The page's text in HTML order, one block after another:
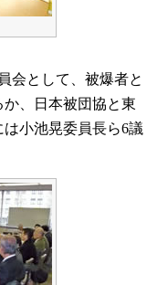
会として、被爆者と
、日本被団協と東
小池晃委員長ら6議